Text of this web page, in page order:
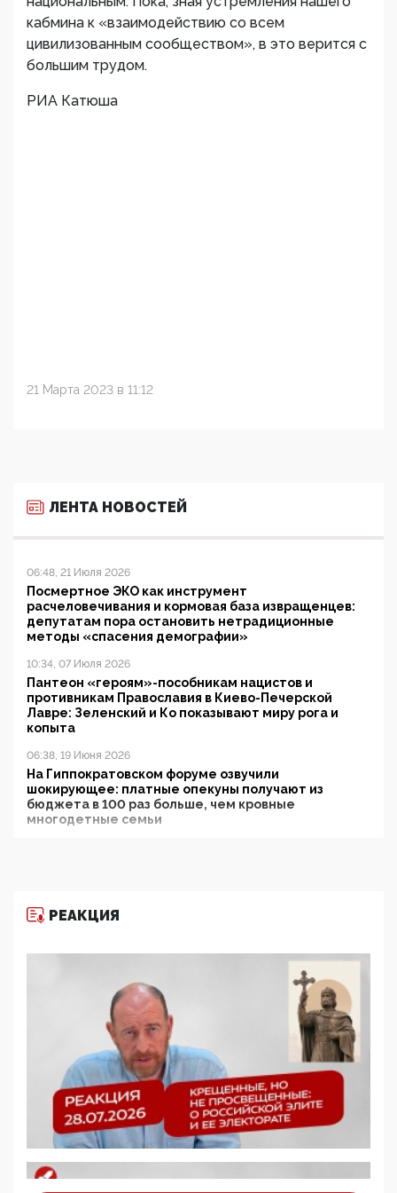
кабмина к «взаимодействию со всем
цивилизованным сообществом», в это верится с
большим трудом.
РИА Катюша
21 Марта 2023 в 11:12
ЛЕНТА НОВОСТЕЙ
06:48, 21 Июля 2026
Посмертное ЭКО как инструмент
расчеловечивания и кормовая база извращенцев:
депутатам пора остановить нетрадиционные
методы «спасения демографии»
10:34, 07 Июля 2026
Пантеон «героям»-пособникам нацистов и
противникам Православия в Киево-Печерской
Лавре: Зеленский и Ко показывают миру рога и
копыта
06:38, 19 Июня 2026
На Гиппократовском форуме озвучили
шокирующее: платные опекуны получают из
бюджета в 100 раз больше, чем кровные
многодетные семьи
11:53, 09 Июня 2026
деятельность ИИТО ЮНЕСКО в России, но
цифроглобалисты продолжают определять
повестку в образовании
09:43, 01 Июня 2026
5G за счет здоровья граждан: Минцифры намерено
отобрать у регионов и муниципалитетов право
защищать жилые дома и социальные объекты от
05:58, 26 Мая 2026
Роскомнадзор освободили от борца с
деструктивным и опасным контентом
07:39, 25 Мая 2026
РЕАКЦИЯ